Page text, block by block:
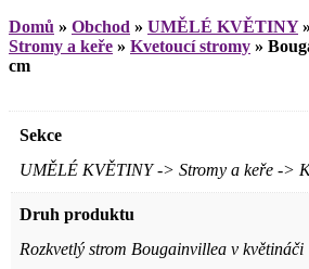
Domů » Obchod » UMĚLÉ KVĚTINY»
Stromy a keře » Kvetoucí stromy »
cm
Sekce
UMĚLÉ KVĚTINY -> Stromy a keře ->
Druh produktu
Rozkvetlý strom Bougainvillea v květináči